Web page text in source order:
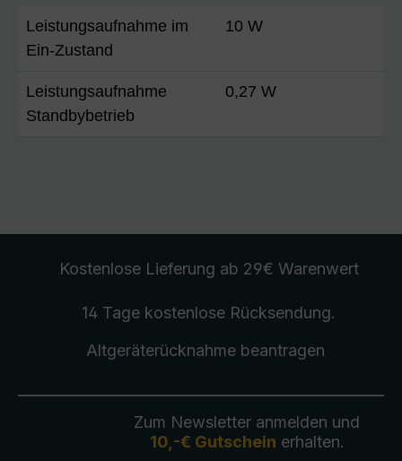
Leistungsaufnahme im
Ein-Zustand
10 W
Leistungsaufnahme
Standbybetrieb
0,27 W
Kostenlose Lieferung ab 29€ Warenwert
14 Tage kostenlose Rücksendung.
Altgeräterücknahmebeantragen
Zum Newsletter anmelden und
10,-€ Gutschein erhalten.